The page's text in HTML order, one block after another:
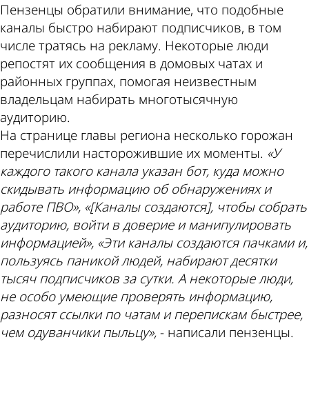
Пензенцы обратили внимание, что подобные
каналы быстро набирают подписчиков, в том
числе тратясь на рекламу. Некоторые люди
репостят их сообщения в домовых чатах и
районных группах, помогая неизвестным
владельцам набирать многотысячную
аудиторию.
На странице главы региона несколько горожан
перечислили насторожившие их моменты. «У
каждого такого канала указан бот, куда можно
скидывать информацию об обнаружениях и
работе ПВО», «[Каналы создаются], чтобы собрать
аудиторию, войти в доверие и манипулировать
информацией», «Эти каналы создаются пачками и,
пользуясь паникой людей, набирают десятки
тысяч подписчиков за сутки. А некоторые люди,
не особо умеющие проверять информацию,
разносят ссылки по чатам и перепискам быстрее,
чем одуванчики пыльцу»,- написали пензенцы.